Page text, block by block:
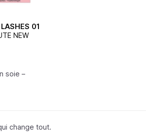
01
NEW
soie –
change tout.